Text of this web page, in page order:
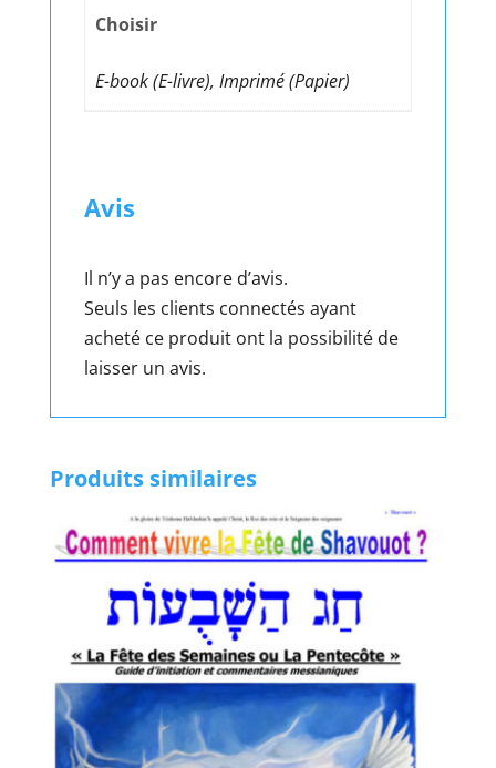
Choisir
E-book (E-livre), Imprimé (Papier)
Avis
Il n’y a pas encore d’avis.
Seuls les clients connectés ayant
acheté ce produit ont la possibilité de
laisser un avis.
Produits similaires